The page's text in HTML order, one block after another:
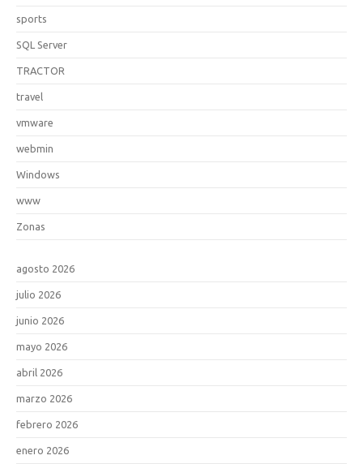
sports
SQL Server
TRACTOR
travel
vmware
webmin
Windows
www
Zonas
agosto 2026
julio 2026
junio 2026
mayo 2026
abril 2026
marzo 2026
febrero 2026
enero 2026